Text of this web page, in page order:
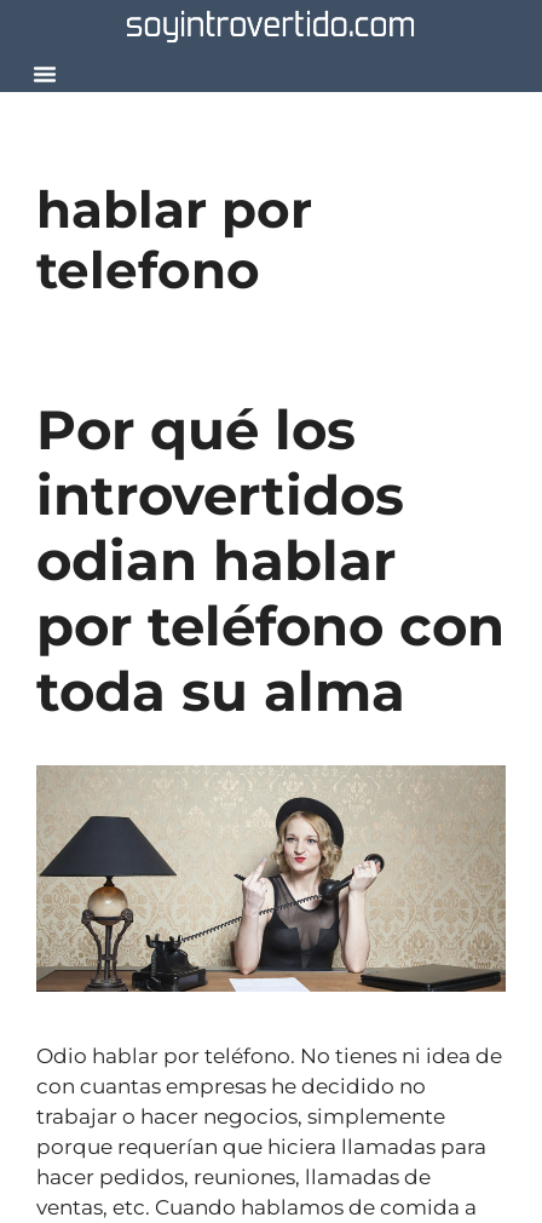
hablar por
telefono
Por qué los
introvertidos
odian hablar
por teléfono con
toda su alma
Odio hablar por teléfono. No tienes ni idea de
con cuantas empresas he decidido no
trabajar o hacer negocios, simplemente
porque requerían que hiciera llamadas para
hacer pedidos, reuniones, llamadas de
ventas, etc. Cuando hablamos de comida a